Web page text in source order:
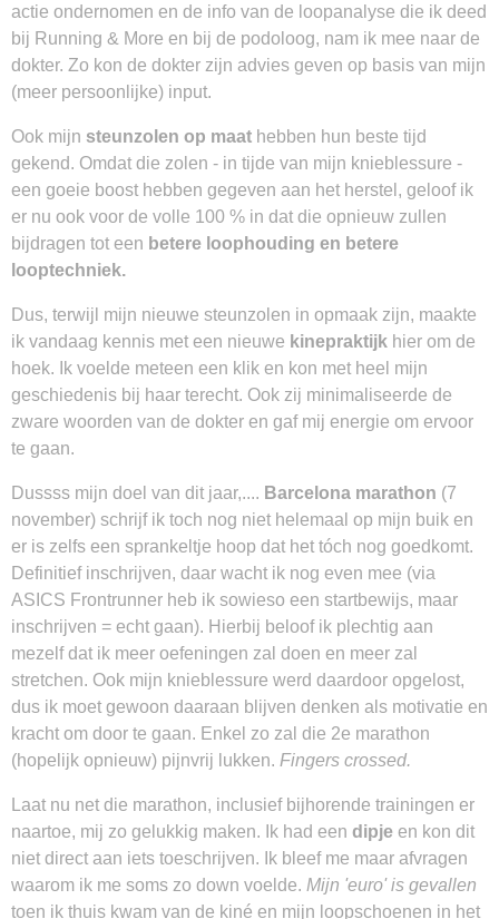
actie ondernomen en de info van de loopanalyse die ik deed
bij Running & More en bij de podoloog, nam ik mee naar de
dokter. Zo kon de dokter zijn advies geven op basis van mijn
(meer persoonlijke) input.
Ook mijn steunzolen op maat hebben hun beste tijd
gekend. Omdat die zolen - in tijde van mijn knieblessure -
een goeie boost hebben gegeven aan het herstel, geloof ik
er nu ook voor de volle 100 % in dat die opnieuw zullen
bijdragen tot een betere loophouding en betere
looptechniek.
Dus, terwijl mijn nieuwe steunzolen in opmaak zijn, maakte
ik vandaag kennis met een nieuwe kinepraktijk hier om de
hoek. Ik voelde meteen een klik en kon met heel mijn
geschiedenis bij haar terecht. Ook zij minimaliseerde de
zware woorden van de dokter en gaf mij energie om ervoor
te gaan.
Dussss mijn doel van dit jaar,.... Barcelona marathon (7
november) schrijf ik toch nog niet helemaal op mijn buik en
er is zelfs een sprankeltje hoop dat het tóch nog goedkomt.
Definitief inschrijven, daar wacht ik nog even mee (via
ASICS Frontrunner heb ik sowieso een startbewijs, maar
inschrijven = echt gaan). Hierbij beloof ik plechtig aan
mezelf dat ik meer oefeningen zal doen en meer zal
stretchen. Ook mijn knieblessure werd daardoor opgelost,
dus ik moet gewoon daaraan blijven denken als motivatie en
kracht om door te gaan. Enkel zo zal die 2e marathon
(hopelijk opnieuw) pijnvrij lukken. Fingers crossed.
Laat nu net die marathon, inclusief bijhorende trainingen er
naartoe, mij zo gelukkig maken. Ik had een dipje en kon dit
niet direct aan iets toeschrijven. Ik bleef me maar afvragen
waarom ik me soms zo down voelde. Mijn 'euro' is gevallen
toen ik thuis kwam van de kiné en mijn loopschoenen in het